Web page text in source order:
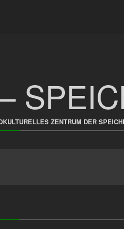
ZENTRUM DER